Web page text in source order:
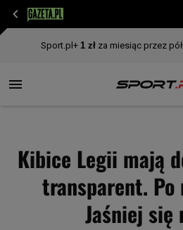
Kibice Legii mają
transparent.
Jaśniej się